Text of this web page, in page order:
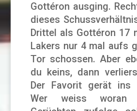
Gottéron ausging.
dieses
Drittel als Gottéron 17
Lakers nur 4 mal aufs
Tor schossen. Aber
du keins, dann
Der Favorit gerät ins
Wer weiss